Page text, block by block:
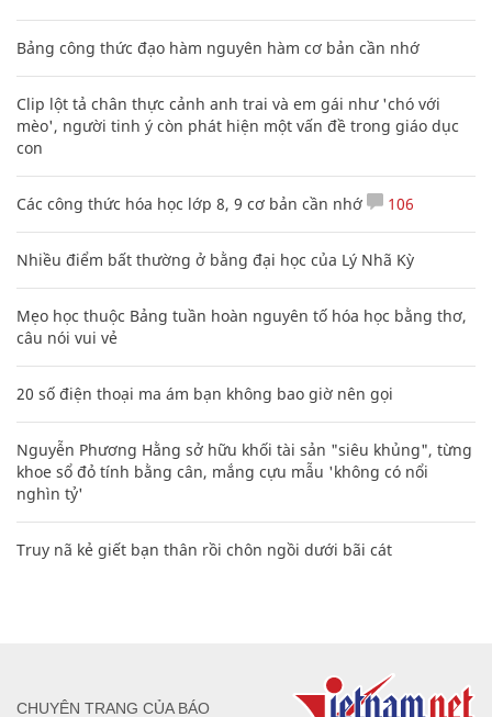
Bảng công thức đạo hàm nguyên hàm cơ bản cần nhớ
Clip lột tả chân thực cảnh anh trai và em gái như 'chó với
mèo', người tinh ý còn phát hiện một vấn đề trong giáo dục
con
Các công thức hóa học lớp 8, 9 cơ bản cần nhớ 106
Nhiều điểm bất thường ở bằng đại học của Lý Nhã Kỳ
Mẹo học thuộc Bảng tuần hoàn nguyên tố hóa học bằng thơ,
câu nói vui vẻ
20 số điện thoại ma ám bạn không bao giờ nên gọi
Nguyễn Phương Hằng sở hữu khối tài sản "siêu khủng", từng
khoe sổ đỏ tính bằng cân, mắng cựu mẫu 'không có nổi
nghìn tỷ'
Truy nã kẻ giết bạn thân rồi chôn ngồi dưới bãi cát
CHUYÊN TRANG CỦA BÁO